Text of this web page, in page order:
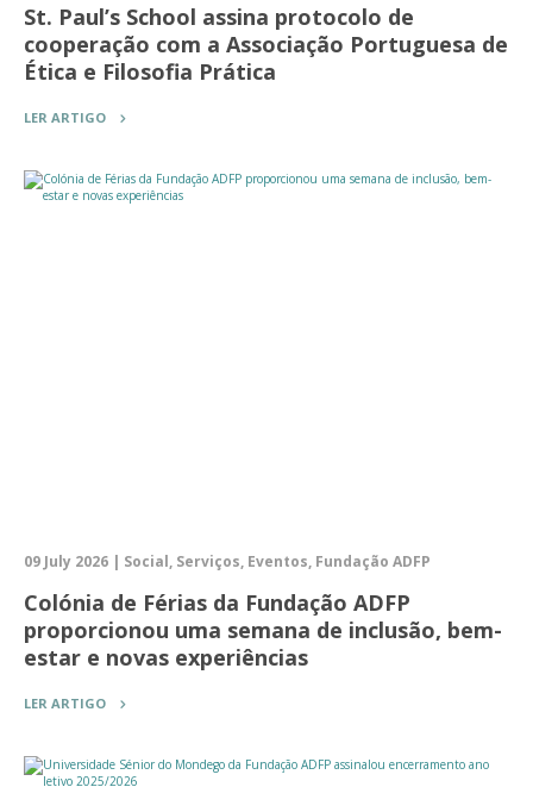
St. Paul’s School assina protocolo de
cooperação com a Associação Portuguesa de
Ética e Filosofia Prática
LER ARTIGO
09 July 2026 | Social, Serviços, Eventos, Fundação ADFP
Colónia de Férias da Fundação ADFP
proporcionou uma semana de inclusão, bem-
estar e novas experiências
LER ARTIGO